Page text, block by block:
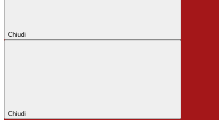
Chiudi
Chiudi